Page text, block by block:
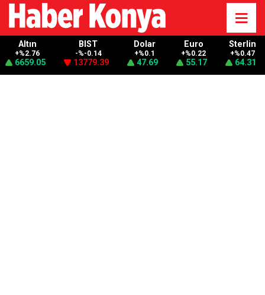
Altın
+%2.76
6659.05
BIST
-%-0.14
13779.39
Dolar
+%0.1
47.69
Euro
+%0.22
55.17
Sterlin
+%0.47
64.31